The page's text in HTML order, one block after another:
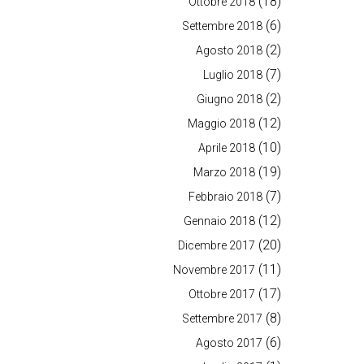
Settembre 2018 (6)
Agosto 2018 (2)
Luglio 2018 (7)
Giugno 2018 (2)
Maggio 2018 (12)
Aprile 2018 (10)
Marzo 2018 (19)
Febbraio 2018 (7)
Gennaio 2018 (12)
Dicembre 2017 (20)
Novembre 2017 (11)
Ottobre 2017 (17)
Settembre 2017 (8)
Agosto 2017 (6)